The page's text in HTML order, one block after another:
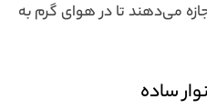
می‌دهند تا در هوای گرم به
ساده